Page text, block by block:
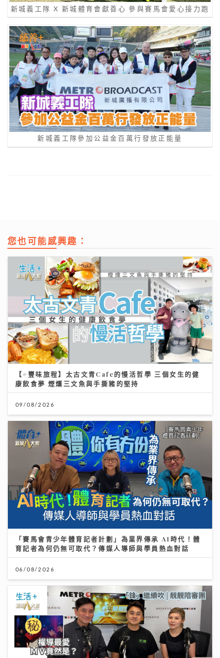
新城義工隊 X 新城體育會獻善心 參與賽馬會愛心接力跑
新城義工隊參加公益金百萬行發放正能量
您也可能感興趣：
【#豐味旅程】太古文青Cafe的慢活哲學 三個女生的健
康飲食夢 煙燻三文魚與手撕豬的堅持
09/08/2026
「賽馬會青少年體育記者計劃」為業界傳承 AI時代！體
育記者為何仍無可取代？傳媒人導師與學員熱血對話
06/08/2026